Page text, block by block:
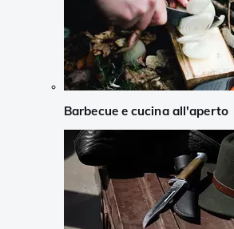
Barbecue e cucina all'aperto